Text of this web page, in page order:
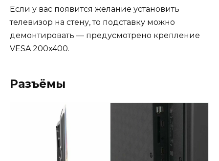
Если у вас появится желание установить
телевизор на стену, то подставку можно
демонтировать — предусмотрено крепление
VESA 200х400.
Разъёмы